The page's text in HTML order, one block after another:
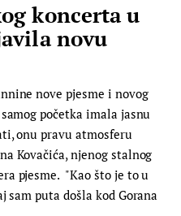
koncerta u
novu
nove pjesme i novog
početka imala jasnu
onu pravu atmosferu
Kovačića, njenog stalnog
pjesme. "Kao što je to u
sam puta došla kod Gorana